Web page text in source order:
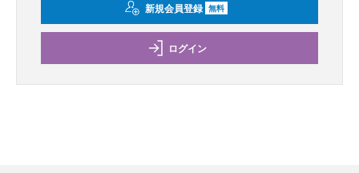
新規会員登録 無料
ログイン